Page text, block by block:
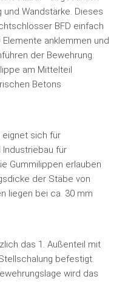
Wandstärke. Dieses
BFD einfach
Elemente anklemmen und
der Bewehrung.
am Mittelteil
Betons
eignet sich für
Industriebau für
Gummilippen erlauben
der Stäbe von
liegen bei ca. 30 mm
das 1. Außenteil mit
befestigt.
wird das